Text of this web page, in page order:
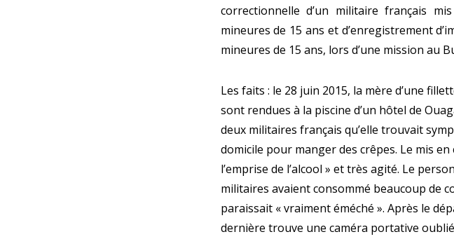
correctionnelle d’un militaire français
mineures de 15 ans et d’enregistrement
mineures de 15 ans, lors d’une mission au
Les faits : le 28 juin 2015, la mère d’une
sont rendues à la piscine d’un hôtel de
deux militaires français qu’elle trouvait
domicile pour manger des crêpes. Le mis
l’emprise de l’alcool » et très agité. Le
militaires avaient consommé beaucoup de
paraissait « vraiment éméché ». Après le
dernière trouve une caméra portative